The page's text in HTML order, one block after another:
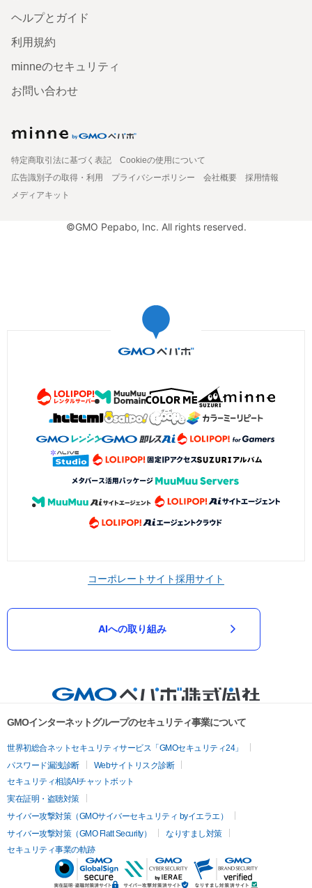
ヘルプとガイド
利用規約
minneのセキュリティ
お問い合わせ
特定商取引法に基づく表記
Cookieの使用について
広告識別子の取得・利用
プライバシーポリシー 会社概要
採用情報
メディアキット
©GMO Pepabo, Inc. All rights reserved.
コーポレートサイト採用サイト
AIへの取り組み
GMOインターネットグループのセキュリティ事業について
世界初総合ネットセキュリティサービス「GMOセキュリティ24」
パスワード漏洩診断
Webサイトリスク診断
セキュリティ相談AIチャットボット
実在証明・盗聴対策
サイバー攻撃対策（GMOサイバーセキュリティ byイエラエ）
サイバー攻撃対策（GMO Flatt Security）
なりすまし対策
セキュリティ事業の軌跡